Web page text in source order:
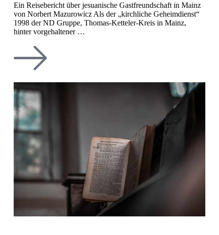
Ein Reisebericht über jesuanische Gastfreundschaft in Mainz
von Norbert Mazurowicz Als der „kirchliche Geheimdienst“
1998 der ND Gruppe, Thomas-Ketteler-Kreis in Mainz,
hinter vorgehaltener …